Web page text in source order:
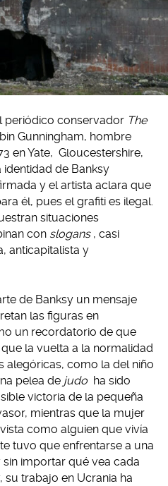
periódico conservador The
Gunningham, hombre
en Yate, Gloucestershire,
de Banksy
y el artista aclara que
él, pues el grafiti es ilegal.
situaciones
con slogans , casi
anticapitalista y
de Banksy un mensaje
las figuras en
un recordatorio de que
la vuelta a la normalidad
alegóricas, como la del niño
pelea de judo ha sido
victoria de la pequeña
mientras que la mujer
como alguien que vivía
tuvo que enfrentarse a una
importar qué vea cada
su trabajo en Ucrania ha